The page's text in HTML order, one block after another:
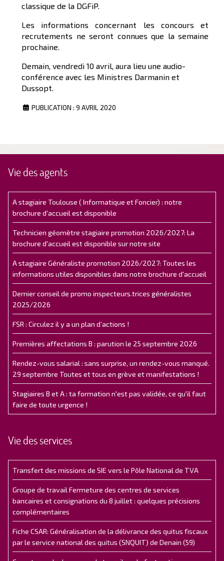
classique de la DGFiP.
Les informations concernant les concours et
recrutements ne seront connues que la semaine
prochaine.
Demain, vendredi 10 avril, aura lieu une audio-
conférence avec les Ministres Darmanin et
Dussopt.
PUBLICATION : 9 AVRIL 2020
Vie des agents
A stagiaire Toulouse ( Informatique et Foncier) : notre
brochure d'accueil est disponible
Technicien géomètre stagiaire promotion 2026/2027: La
brochure d'accueil est disponible sur notre site
A stagiaire Généraliste promotion 2026/2027: Toutes les
informations utiles disponibles dans notre brochure d'accueil
Dernier conseil de promo inspecteurs.trices généralistes
2025/2026
FSR : Circulez il y a un plan d’actions !
Premières affectations B : parution le 25 septembre 2026
Rendez-vous salarial : sans surprise, un rendez-vous manqué.
29 septembre Toutes et tous en grève et manifestations !
Stagiaires B et A : ta formation n'est pas validée, ce qu'il faut
faire de toute urgence !
Vie des services
Transfert des missions de SIE vers le Pôle National de TVA
Groupe de travail Fermeture des centres de services
bancaires et consignations du 8 juillet : quelques précisions
complémentaires
Fiche CSAR: Généralisation de la délivrance des quitus fiscaux
par le service national des quitus (SNQUIT) de Denain (59)